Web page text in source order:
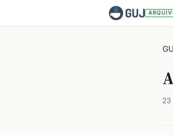
23